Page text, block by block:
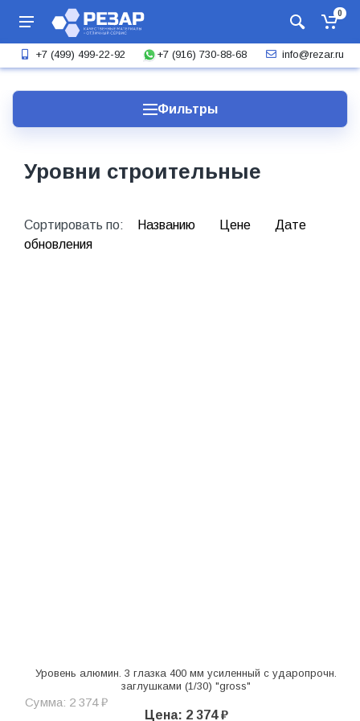
0
+7 (499) 499-22-92 +7 (916) 730-88-68 info@rezar.ru
Фильтры
Уровни строительные
Сортировать по: Названию Цене
Дате
обновления
Уровень алюмин. 3 глазка 400 мм усиленный с ударопрочн.
заглушками (1/30) "gross"
Сумма: 2 374 ₽
Цена: 2 374 ₽